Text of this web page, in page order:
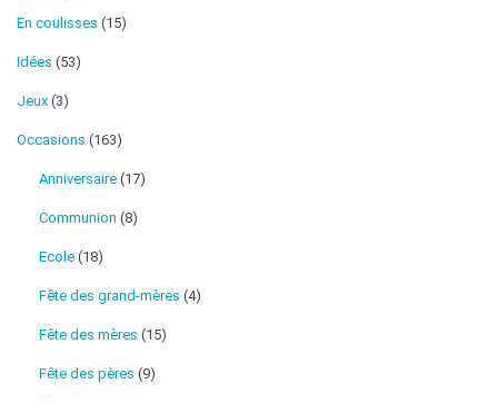
En coulisses (15)
Idées (53)
Jeux (3)
Occasions (163)
Anniversaire (17)
Communion (8)
Ecole (18)
Fête des grand-mères (4)
Fête des mères (15)
Fête des pères (9)